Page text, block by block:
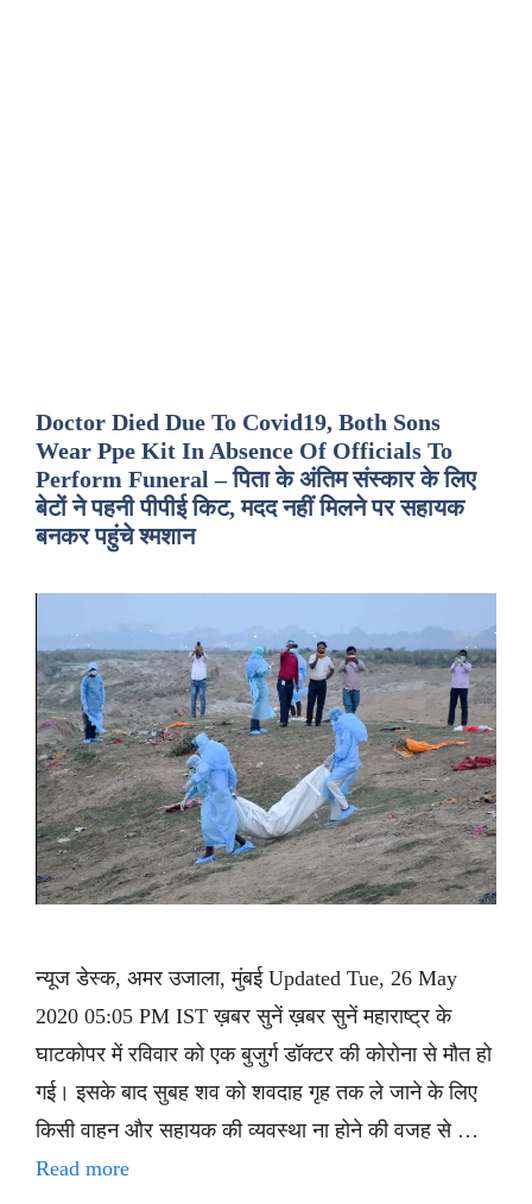
Doctor Died Due To Covid19, Both Sons
Wear Ppe Kit In Absence Of Officials To
Perform Funeral – पिता के अंतिम संस्कार के लिए
बेटों ने पहनी पीपीई किट, मदद नहीं मिलने पर सहायक
बनकर पहुंचे श्मशान
न्यूज डेस्क, अमर उजाला, मुंबई Updated Tue, 26 May
2020 05:05 PM IST ख़बर सुनें ख़बर सुनें महाराष्ट्र के
घाटकोपर में रविवार को एक बुजुर्ग डॉक्टर की कोरोना से मौत हो
गई। इसके बाद सुबह शव को शवदाह गृह तक ले जाने के लिए
किसी वाहन और सहायक की व्यवस्था ना होने की वजह से …
Read more